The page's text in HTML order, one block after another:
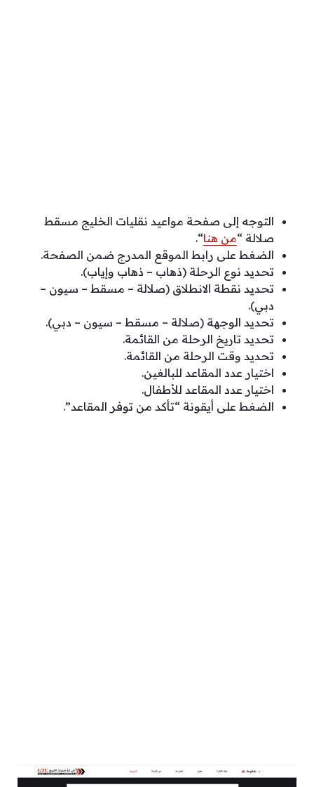
التوجه إلى صفحة مواعيد نقليات الخليج مسقط
صلالة “من هنا“.
الضغط على رابط الموقع المدرج ضمن الصفحة.
تحديد نوع الرحلة (ذهاب – ذهاب وإياب).
تحديد نقطة الانطلاق (صلالة – مسقط – سيون –
دبي).
تحديد الوجهة (صلالة – مسقط – سيون – دبي).
تحديد تاريخ الرحلة من القائمة.
تحديد وقت الرحلة من القائمة.
اختيار عدد المقاعد للبالغين.
اختيار عدد المقاعد للأطفال.
الضغط على أيقونة “تأكد من توفر المقاعد”.